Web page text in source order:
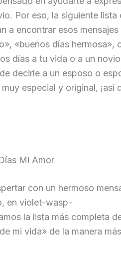
Por eso, la siguiente lista
a encontrar esos mensajes
«buenos días hermosa»,
días a tu vida o a un
decirle a un esposo o
especial y original, ¡así
Mi Amor
con un hermoso
en violet-wasp-
la lista más completa
mi vida» de la manera